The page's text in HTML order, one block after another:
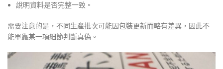
說明資料是否完整一致。
需要注意的是，不同生產批次可能因包裝更新而略有差異，因此不
能單靠某一項細節判斷真偽。